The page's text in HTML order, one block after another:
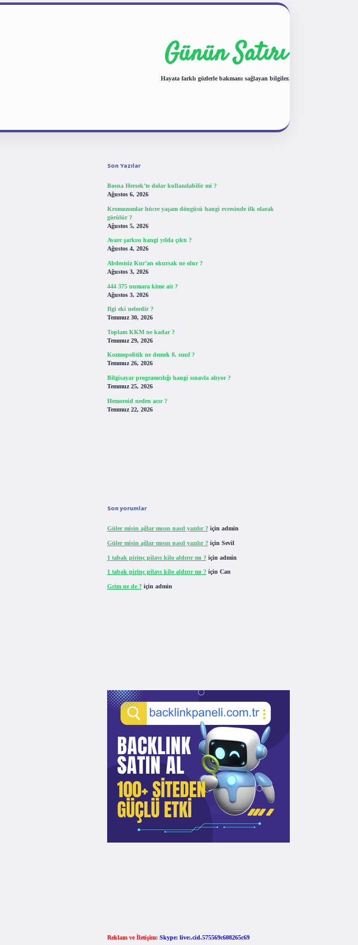
Günün Satırı
Hayata farklı gözlerle bakmanı sağlayan bilgiler.
Son Yazılar
Bosna Hersek’te dolar kullanılabilir mi ?
Ağustos 6, 2026
Kromozomlar hücre yaşam döngüsü hangi evresinde ilk olarak
görülür ?
Ağustos 5, 2026
Avare şarkısı hangi yılda çıktı ?
Ağustos 4, 2026
Abdestsiz Kur’an okursak ne olur ?
Ağustos 3, 2026
444 375 numara kime ait ?
Ağustos 3, 2026
Ilgi eki nelerdir ?
Temmuz 30, 2026
Toplam KKM ne kadar ?
Temmuz 29, 2026
Kozmopolitik ne demek 8. sınıf ?
Temmuz 26, 2026
Bilgisayar programcılığı hangi sınavla alıyor ?
Temmuz 25, 2026
Hemoroid neden acır ?
Temmuz 22, 2026
Son yorumlar
Güler misin ağlar mısın nasıl yazılır ?için admin
Güler misin ağlar mısın nasıl yazılır ?için Sevil
1 tabak pirinç pilavı kilo aldırır mı ?için admin
1 tabak pirinç pilavı kilo aldırır mı ?için Can
Grim ne de ?için admin
Reklam ve İletişim: Skype: live:.cid.575569c608265c69